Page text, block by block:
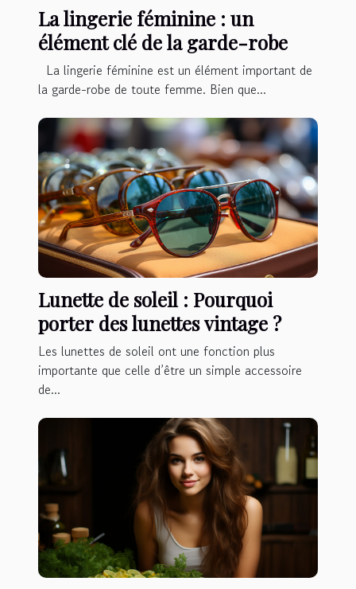
La lingerie féminine : un
élément clé de la garde-robe
La lingerie féminine est un élément important de
la garde-robe de toute femme. Bien que...
Lunette de soleil : Pourquoi
porter des lunettes vintage ?
Les lunettes de soleil ont une fonction plus
importante que celle d’être un simple accessoire
de...